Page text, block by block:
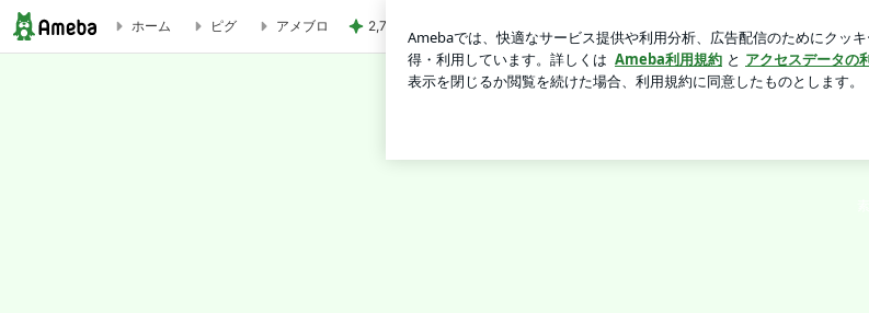
ホーム ピグ アメブロ 2,711万円で4LDKの広々とした物件